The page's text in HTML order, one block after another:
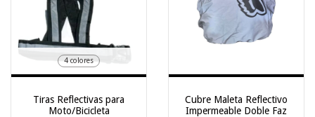
4 colores
Tiras Reflectivas para
Moto/Bicicleta
Cubre Maleta Reflectivo
Impermeable Doble Faz